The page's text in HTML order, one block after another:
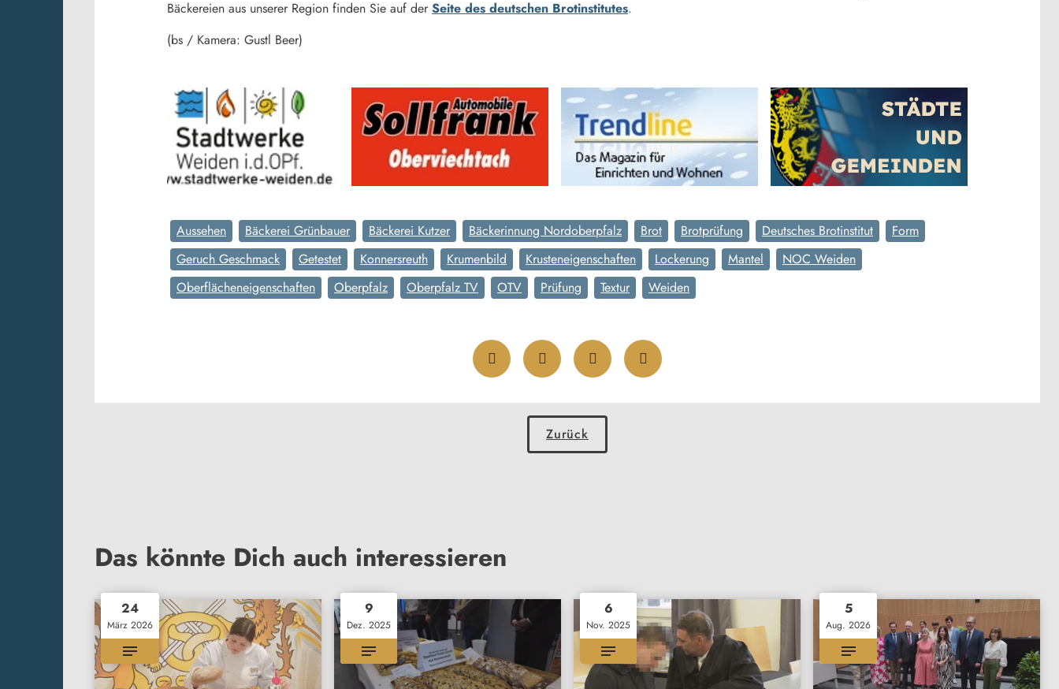
Bäckereien aus unserer Region finden Sie auf der Seite des deutschen Brotinstitutes.
(bs / Kamera: Gustl Beer)
Aussehen Bäckerei Grünbauer Bäckerei Kutzer Bäckerinnung Nordoberpfalz Brot Brotprüfung Deutsches Brotinstitut
Form
Geruch Geschmack
Getestet Konnersreuth Krumenbild Krusteneigenschaften Lockerung Mantel
NOC Weiden
Oberflächeneigenschaften
Oberpfalz Oberpfalz TV OTV Prüfung Textur Weiden
Zurück
Das könnte Dich auch interessieren
24
März 2026
9
Dez. 2025
6
Nov. 2025
5
Aug. 2026